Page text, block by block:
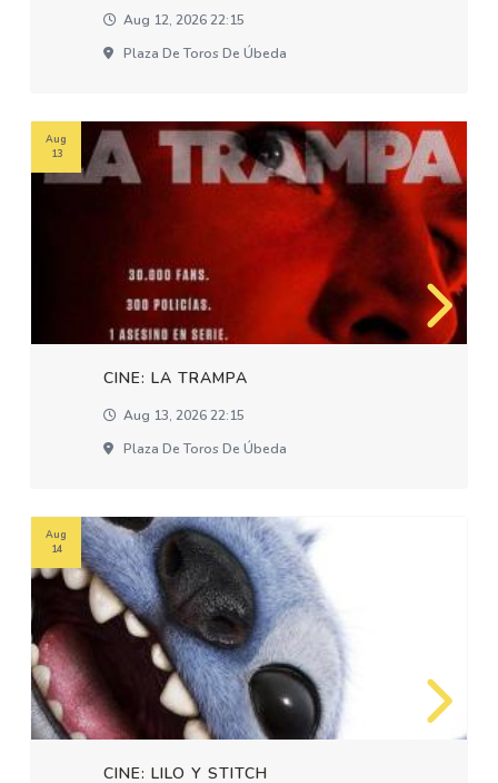
Aug 12, 2026 22:15
Plaza De Toros De Úbeda
CINE: LA TRAMPA
Aug 13, 2026 22:15
Plaza De Toros De Úbeda
Aug
13
CINE: LILO Y STITCH
Aug
14